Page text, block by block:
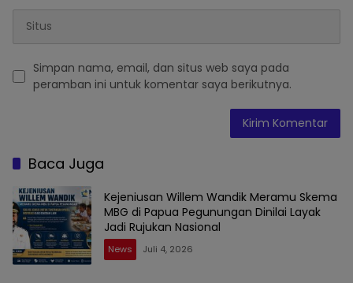
Simpan nama, email, dan situs web saya pada
peramban ini untuk komentar saya berikutnya.
Baca Juga
Kejeniusan Willem Wandik Meramu Skema
MBG di Papua Pegunungan Dinilai Layak
Jadi Rujukan Nasional
News Juli 4, 2026